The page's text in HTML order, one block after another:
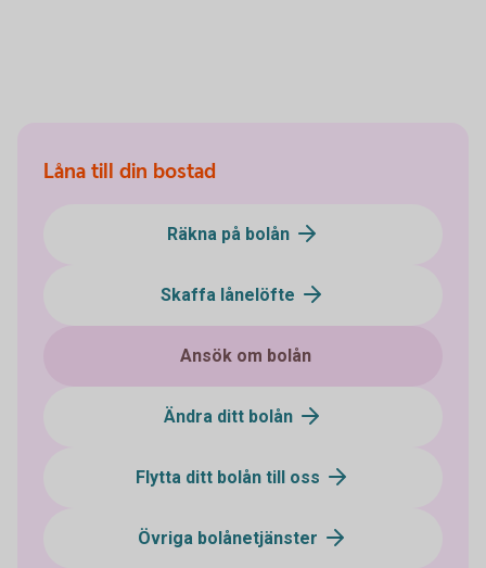
Låna till din bostad
Räkna på bolån
Skaffa lånelöfte
Ansök om bolån
Ändra ditt bolån
Flytta ditt bolån till oss
Övriga bolånetjänster